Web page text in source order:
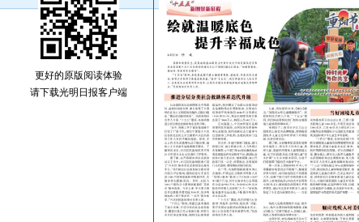
更好的原版阅读体验
请下载光明日报客户端